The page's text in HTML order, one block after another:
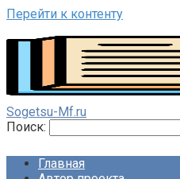
Перейти к контенту
Sogetsu-Mf.ru
Поиск:
Главная